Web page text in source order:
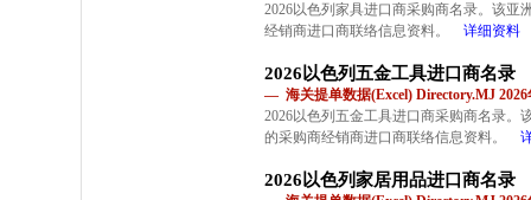
2026以色列家具进口商采购商名录。该亚
经销商进口商联络信息资料。
详细资料
2026以色列五金工具进口商名录
— 海关提单数据(Excel) Directory.MJ 2026
2026以色列五金工具进口商采购商名录。
的采购商经销商进口商联络信息资料。
2026以色列家居用品进口商名录